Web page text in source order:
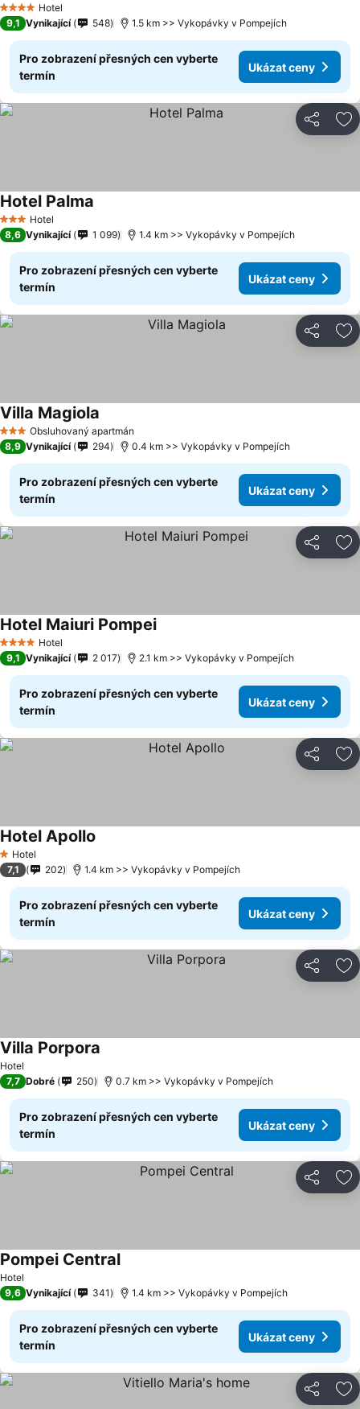
4 Počet hvězdiček
Hotel
9,1 Vynikající 548 1.5 km >> Vykopávky v Pompejích
Pro zobrazení přesných cen vyberte
termín
Ukázat ceny
Sdílet
3 Počet hvězdiček
Hotel
Hotel Palma
8,6 Vynikající 1 099 1.4 km >> Vykopávky v Pompejích
Pro zobrazení přesných cen vyberte
termín
Ukázat ceny
Sdílet
3 Počet hvězdiček
Obsluhovaný apartmán
Villa Magiola
8,9 Vynikající 294 0.4 km >> Vykopávky v Pompejích
Pro zobrazení přesných cen vyberte
termín
Ukázat ceny
Sdílet
4 Počet hvězdiček
Hotel
Hotel Maiuri Pompei
9,1 Vynikající 2 017 2.1 km >> Vykopávky v Pompejích
Pro zobrazení přesných cen vyberte
termín
Ukázat ceny
Sdílet
1 Počet hvězdiček
Hotel
Hotel Apollo
7,1 202 1.4 km >> Vykopávky v Pompejích
Pro zobrazení přesných cen vyberte
termín
Ukázat ceny
Sdílet
Hotel
Villa Porpora
7,7 Dobré 250 0.7 km >> Vykopávky v Pompejích
Pro zobrazení přesných cen vyberte
termín
Ukázat ceny
Sdílet
Hotel
Pompei Central
9,6 Vynikající 341 1.4 km >> Vykopávky v Pompejích
Pro zobrazení přesných cen vyberte
termín
Ukázat ceny
Sdílet